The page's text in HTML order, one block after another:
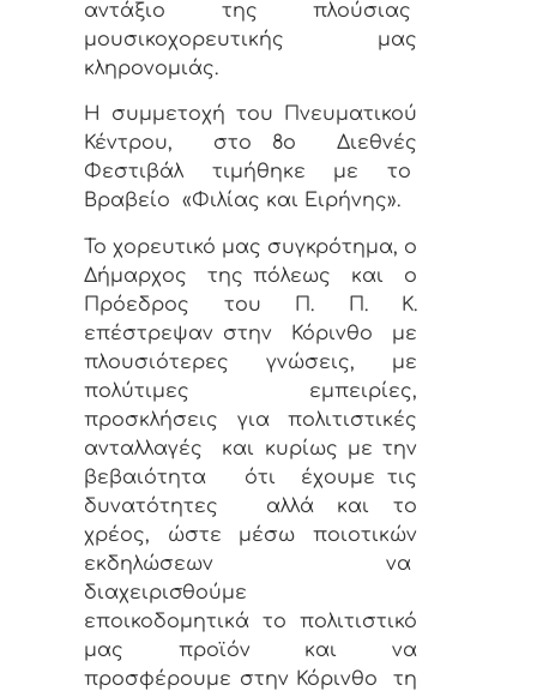
αντάξιο της πλούσιας
μουσικοχορευτικής μας
κληρονομιάς.
Η συμμετοχή του Πνευματικού
Κέντρου,
στο 8ο
Διεθνές
Φεστιβάλ τιμήθηκε με το
Βραβείο
«Φιλίας και Ειρήνης».
Το χορευτικό μας συγκρότημα, ο
Δήμαρχος
της πόλεως και
ο
Πρόεδρος του Π. Π. Κ.
επέστρεψαν στην
Κόρινθο
με
πλουσιότερες γνώσεις, με
πολύτιμες εμπειρίες,
προσκλήσεις για πολιτιστικές
ανταλλαγές
και κυρίως με την
βεβαιότητα
ότι
έχουμε τις
δυνατότητες
αλλά και το
χρέος, ώστε μέσω ποιοτικών
εκδηλώσεων να
διαχειρισθούμε
εποικοδομητικά το πολιτιστικό
μας προϊόν και να
προσφέρουμε στην Κόρινθο
τη